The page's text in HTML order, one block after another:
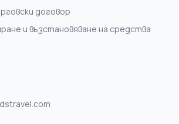
договор
и възстановяване на средства